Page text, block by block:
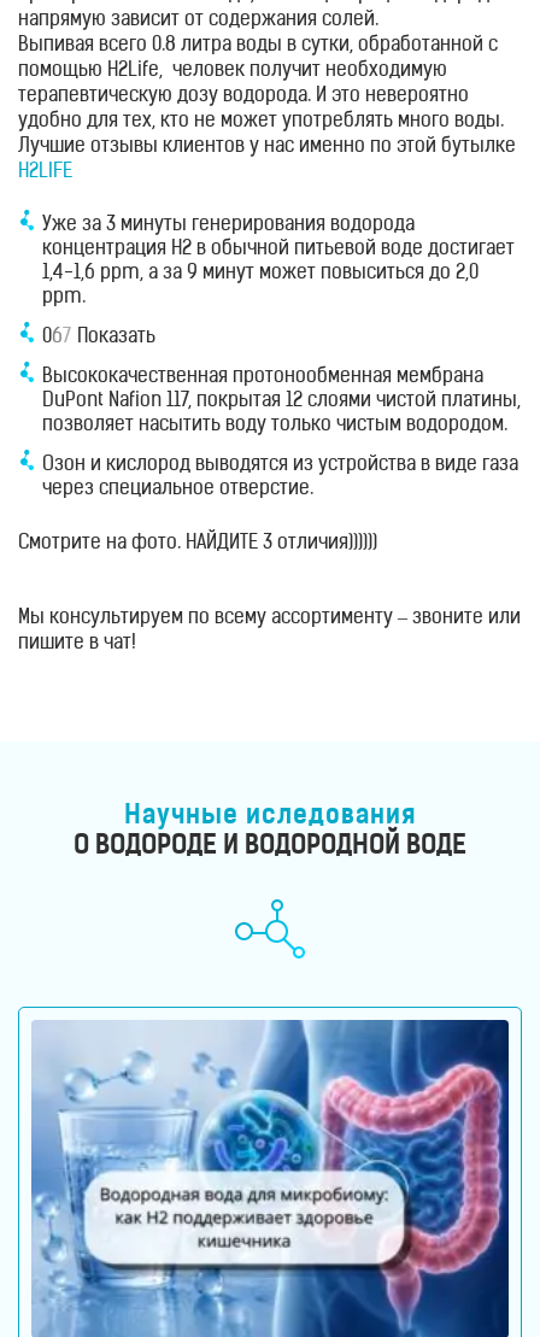
напрямую зависит от содержания солей.
Выпивая всего 0.8 литра воды в сутки, обработанной с
помощью H2Life, человек получит необходимую
терапевтическую дозу водорода. И это невероятно
удобно для тех, кто не может употреблять много воды.
Лучшие отзывы клиентов у нас именно по этой бутылке
H2LIFE
Уже за 3 минуты генерирования водорода
концентрация Н2 в обычной питьевой воде достигает
1,4-1,6 ppm, а за 9 минут может повыситься до 2,0
ppm.
067 Показать
Высококачественная протонообменная мембрана
DuPont Nafion 117, покрытая 12 слоями чистой платины,
позволяет насытить воду только чистым водородом.
Озон и кислород выводятся из устройства в виде газа
через специальное отверстие.
Смотрите на фото. НАЙДИТЕ 3 отличия))))))
Мы консультируем по всему ассортименту – звоните или
пишите в чат!
Научные иследования
О ВОДОРОДЕ И ВОДОРОДНОЙ ВОДЕ